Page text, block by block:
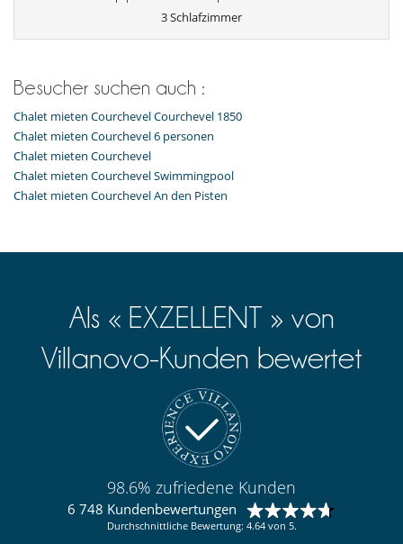
Restaurant
Skigeschäft
Spa
Für Ihre Mahlzeiten
Bed & Breakfast
Für Ihren Komfort und Ihr Wohlbefinden
Terrasse
In der Nähe von Skischulen
Pisten weniger als 100 m entfernt
Ski in - Ski out
Ski in - Ski out
Kinderbett und Hochstuhl auf Anfrage
Küche und Ausstattung
amerikanische Küche
3 Schlafzimmer
Besucher suchen auch :
Chalet mieten Courchevel Courchevel 1850
Chalet mieten Courchevel 6 personen
Chalet mieten Courchevel
Chalet mieten Courchevel Swimmingpool
Chalet mieten Courchevel An den Pisten
Als « EXZELLENT » von
Villanovo-Kunden bewertet
98.6% zufriedene Kunden
6 748 Kundenbewertungen
Durchschnittliche Bewertung: 4.64 von 5.